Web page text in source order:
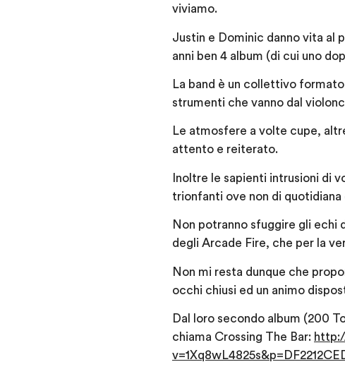
viviamo.
Justin e Dominic danno vita al
anni ben 4 album (di cui uno
La band è un collettivo
strumenti che vanno dal
Le atmosfere a volte cupe,
attento e reiterato.
Inoltre le sapienti intrusioni di
trionfanti ove non di
Non potranno sfuggire gli echi
degli Arcade Fire, che per la
Non mi resta dunque che
occhi chiusi ed un animo
Dal loro secondo album (200
chiama Crossing The Bar: